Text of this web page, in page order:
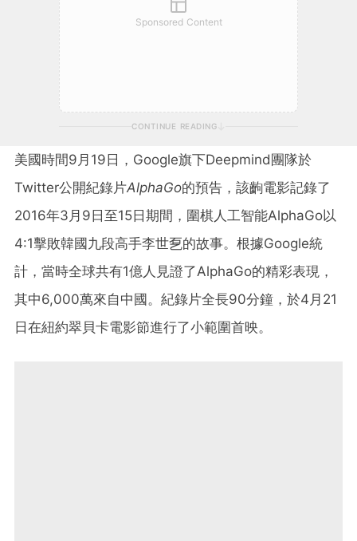
Sponsored Content
CONTINUE READING
美國時間9月19日，Google旗下Deepmind團隊於
Twitter公開紀錄片AlphaGo的預告，該齣電影記錄了
2016年3月9日至15日期間，圍棋人工智能AlphaGo以
4:1擊敗韓國九段高手李世乭的故事。根據Google統
計，當時全球共有1億人見證了AlphaGo的精彩表現，
其中6,000萬來自中國。紀錄片全長90分鐘，於4月21
日在紐約翠貝卡電影節進行了小範圍首映。